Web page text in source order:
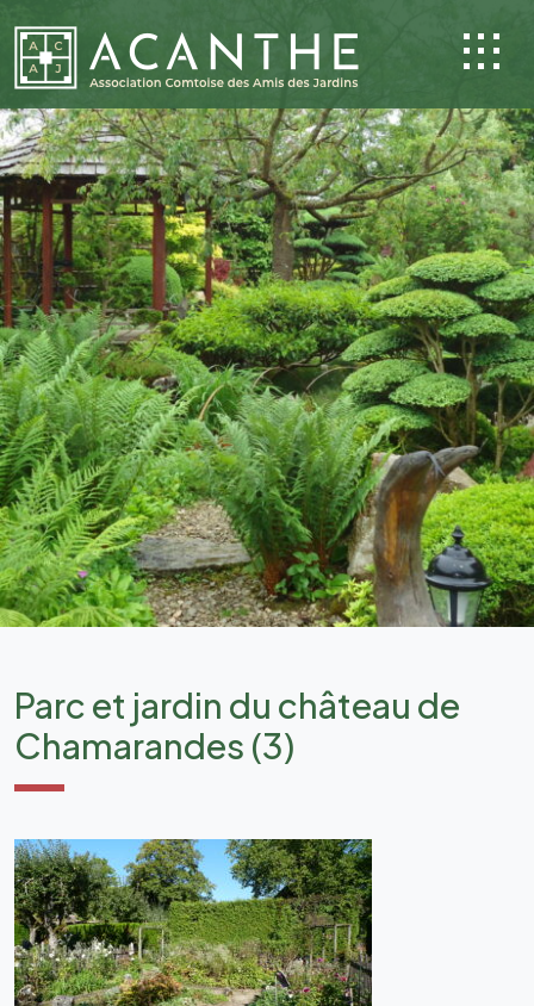
Parc et jardin du château de
Chamarandes (3)